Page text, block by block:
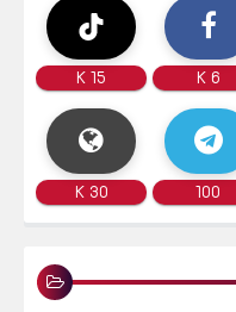
6 K
15 K
100
30 K